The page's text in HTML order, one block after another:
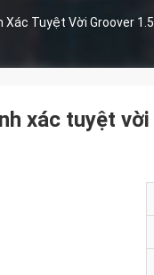
Xác Tuyệt Vời Groover
xác tuyệt